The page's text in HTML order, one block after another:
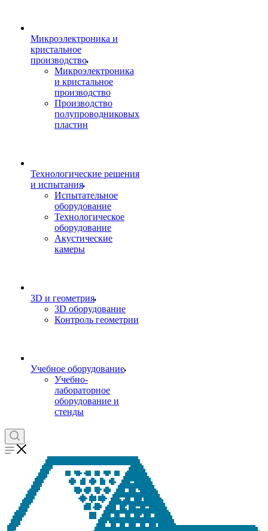
Микроэлектроника и
кристальное
производство
Микроэлектроника
и кристальное
производство
Производство
полупроводниковых
пластин
Технологические решения
и испытания
Испытательное
оборудование
Технологическое
оборудование
Акустические
камеры
3D и геометрия
3D оборудование
Контроль геометрии
Учебное оборудование
Учебно-
лабораторное
оборудование и
стенды